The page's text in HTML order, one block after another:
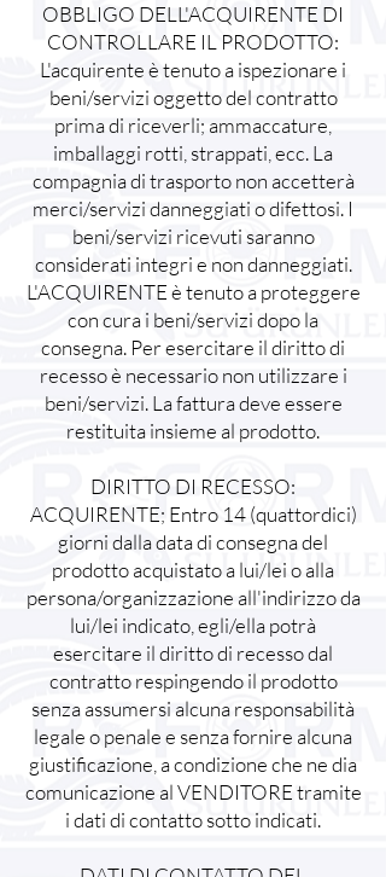
OBBLIGO DELL'ACQUIRENTE DI
CONTROLLARE IL PRODOTTO:
L'acquirente è tenuto a ispezionare i
beni/servizi oggetto del contratto
prima di riceverli; ammaccature,
imballaggi rotti, strappati, ecc. La
compagnia di trasporto non accetterà
merci/servizi danneggiati o difettosi. I
beni/servizi ricevuti saranno
considerati integri e non danneggiati.
L'ACQUIRENTE è tenuto a proteggere
con cura i beni/servizi dopo la
consegna. Per esercitare il diritto di
recesso è necessario non utilizzare i
beni/servizi. La fattura deve essere
restituita insieme al prodotto.
DIRITTO DI RECESSO:
ACQUIRENTE; Entro 14 (quattordici)
giorni dalla data di consegna del
prodotto acquistato a lui/lei o alla
persona/organizzazione all'indirizzo da
lui/lei indicato, egli/ella potrà
esercitare il diritto di recesso dal
contratto respingendo il prodotto
senza assumersi alcuna responsabilità
legale o penale e senza fornire alcuna
giustificazione, a condizione che ne dia
comunicazione al VENDITORE tramite
i dati di contatto sotto indicati.